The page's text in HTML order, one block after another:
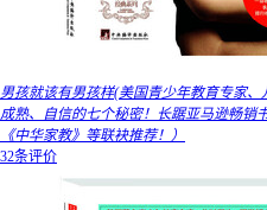
男孩就该有男孩样(美国青少年教育专家、
成熟、自信的七个秘密！长踞亚马逊畅销
《中华家教》等联袂推荐！）
32条评价